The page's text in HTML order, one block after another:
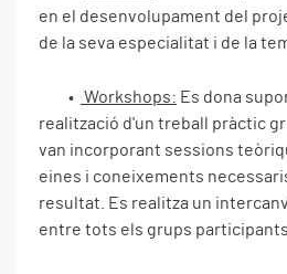
en el desenvolupament del
de la seva especialitat i de la
• Workshops: Es dona
realització d'un treball pràctic
van incorporant sessions
eines i coneixements
resultat. Es realitza un
entre tots els grups participants.